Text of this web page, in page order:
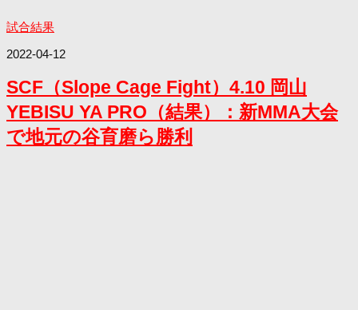
試合結果
2022-04-12
SCF（Slope Cage Fight）4.10 岡山
YEBISU YA PRO（結果）：新MMA大会
で地元の谷育磨ら勝利